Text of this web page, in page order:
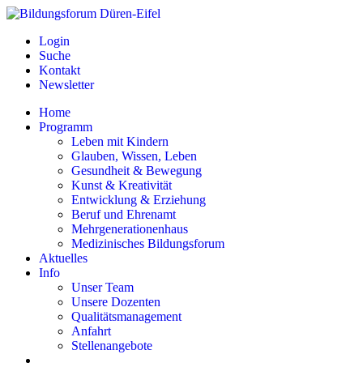
Login
Suche
Kontakt
Newsletter
Home
Programm
Leben mit Kindern
Glauben, Wissen, Leben
Gesundheit & Bewegung
Kunst & Kreativität
Entwicklung & Erziehung
Beruf und Ehrenamt
Mehrgenerationenhaus
Medizinisches Bildungsforum
Aktuelles
Info
Unser Team
Unsere Dozenten
Qualitätsmanagement
Anfahrt
Stellenangebote